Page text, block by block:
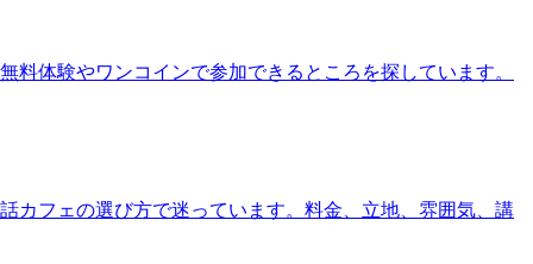
体験やワンコインで参加できるところを探しています。
カフェの選び方で迷っています。料金、立地、雰囲気、講